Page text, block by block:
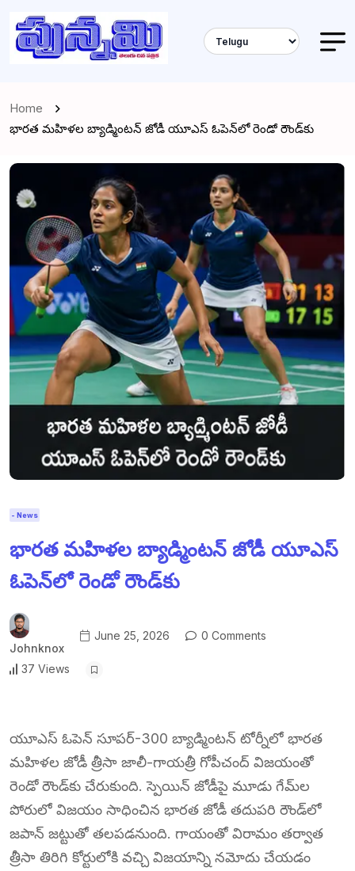
Home
భారత మహిళల బ్యాడ్మింటన్ జోడీ యూఎస్ ఓపెన్‌లో రెండో రౌండ్‌కు
- News
భారత మహిళల బ్యాడ్మింటన్ జోడీ యూఎస్
ఓపెన్‌లో రెండో రౌండ్‌కు
Johnknox
June 25, 2026 0 Comments
37 Views
యూఎస్ ఓపెన్ సూపర్-300 బ్యాడ్మింటన్ టోర్నీలో భారత
మహిళల జోడీ త్రీసా జాలీ-గాయత్రీ గోపీచంద్ విజయంతో
రెండో రౌండ్‌కు చేరుకుంది. స్పెయిన్ జోడీపై మూడు గేమ్‌ల
పోరులో విజయం సాధించిన భారత జోడీ తదుపరి రౌండ్‌లో
జపాన్ జట్టుతో తలపడనుంది. గాయంతో విరామం తర్వాత
త్రీసా తిరిగి కోర్టులోకి వచ్చి విజయాన్ని నమోదు చేయడం